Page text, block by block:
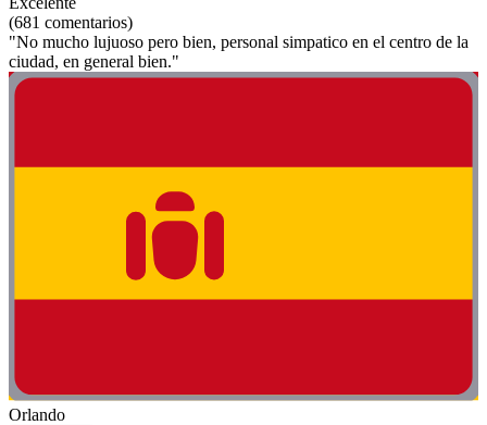
(681 comentarios)
"No mucho lujuoso pero bien, personal simpatico en el centro de la
ciudad, en general bien."
Orlando